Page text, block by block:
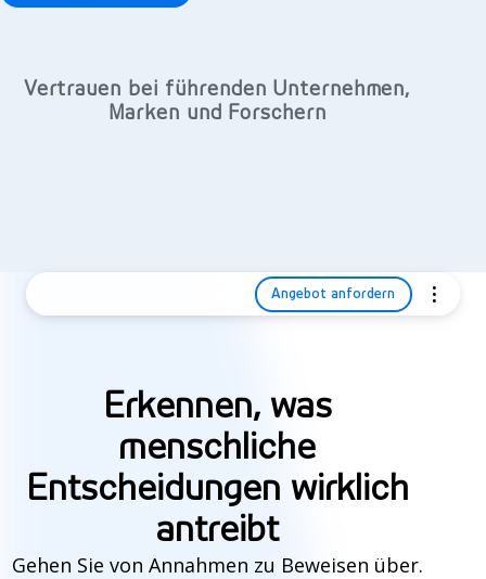
Vertrauen bei führenden Unternehmen,
Marken und Forschern
Angebot anfordern
Erkennen, was
menschliche
Entscheidungen wirklich
antreibt
Gehen Sie von Annahmen zu Beweisen über.